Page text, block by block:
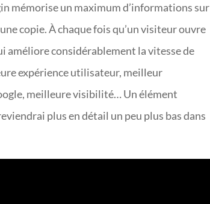
mémorise un maximum d’informations sur
copie. À chaque fois qu’un visiteur ouvre
améliore considérablement la vitesse de
expérience utilisateur, meilleur
meilleure visibilité… Un élément
plus en détail un peu plus bas dans